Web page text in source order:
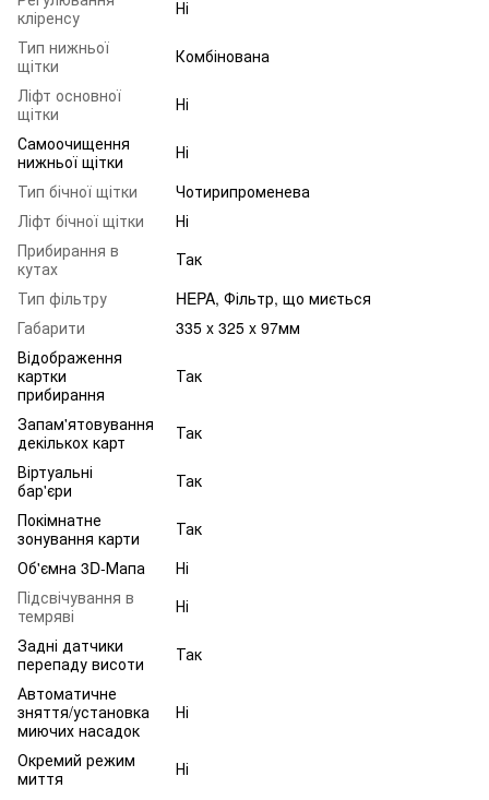
кліренсу
Ні
Тип нижньої
щітки
Комбінована
Ліфт основної
щітки
Ні
Самоочищення
нижньої щітки
Ні
Тип бічної щітки
Чотирипроменева
Ліфт бічної щітки
Ні
Прибирання в
кутах
Так
Тип фільтру
HEPA, Фільтр, що миється
Габарити
335 x 325 x 97мм
Відображення
картки
прибирання
Так
Запам'ятовування
декількох карт
Так
Віртуальні
бар'єри
Так
Покімнатне
зонування карти
Так
Об'ємна 3D-Мапа
Ні
Підсвічування в
темряві
Ні
Задні датчики
перепаду висоти
Так
Автоматичне
зняття/установка
миючих насадок
Ні
Окремий режим
миття
Ні